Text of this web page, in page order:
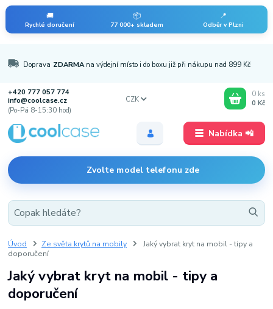
🚚
Rychlé doručení
📦
77 000+ skladem
📍
Odběr v Plzni
Nabídka 📲
Doprava ZDARMA na výdejní místo i do boxu již při nákupu nad 899 Kč
+420 777 057 774
info@coolcase.cz
(Po-Pá 8-15:30 hod)
Zvolte model telefonu zde
CZK
0 ks
0 Kč
Úvod Ze světa krytů na mobily
Jaký vybrat kryt na mobil - tipy a
doporučení
Jaký vybrat kryt na mobil - tipy a
doporučení